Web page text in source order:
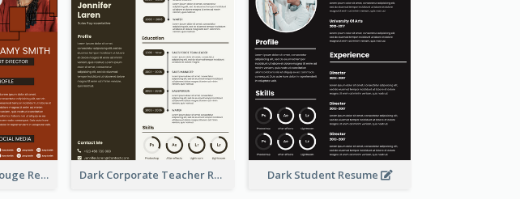
Professional Red Rouge Resume Dark Corporate Teacher Resume Dark Student Resume